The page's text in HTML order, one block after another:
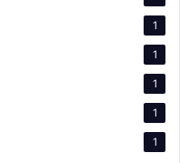
1
1
1
1
1